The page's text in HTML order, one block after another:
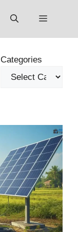
Menu
Categories